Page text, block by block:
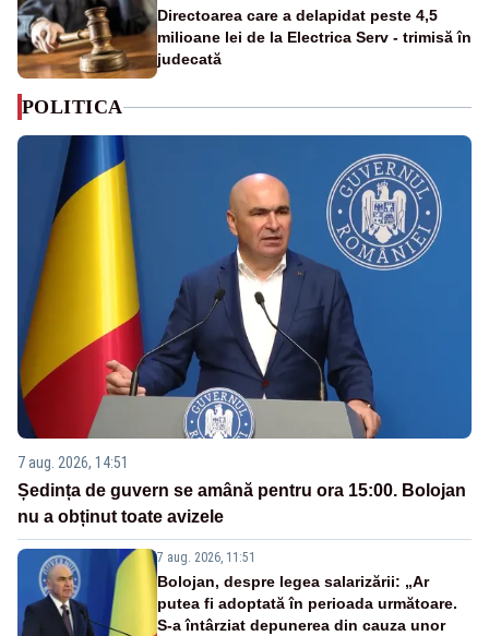
Directoarea care a delapidat peste 4,5
milioane lei de la Electrica Serv - trimisă în
judecată
POLITICA
7 aug. 2026, 14:51
Ședința de guvern se amână pentru ora 15:00. Bolojan
nu a obținut toate avizele
7 aug. 2026, 11:51
Bolojan, despre legea salarizării: „Ar
putea fi adoptată în perioada următoare.
S-a întârziat depunerea din cauza unor